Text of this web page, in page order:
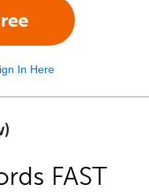
In Here
FAST